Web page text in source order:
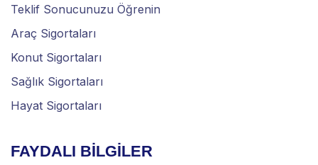
Teklif Sonucunuzu Öğrenin
Araç Sigortaları
Konut Sigortaları
Sağlık Sigortaları
Hayat Sigortaları
FAYDALI BİLGİLER